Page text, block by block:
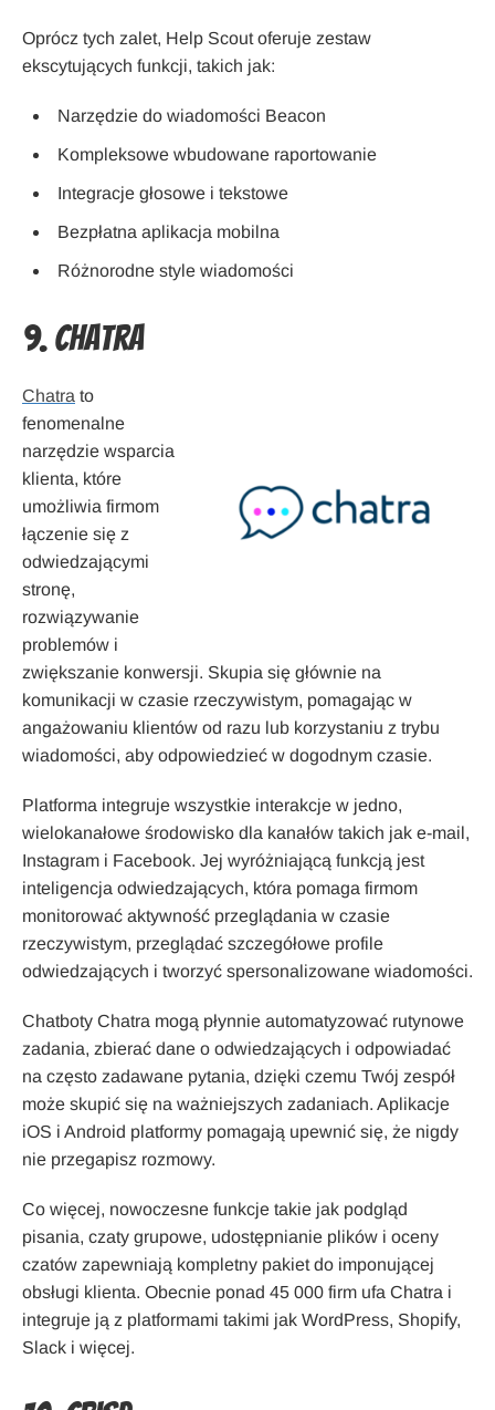
Oprócz tych zalet, Help Scout oferuje zestaw
ekscytujących funkcji, takich jak:
Narzędzie do wiadomości Beacon
Kompleksowe wbudowane raportowanie
Integracje głosowe i tekstowe
Bezpłatna aplikacja mobilna
Różnorodne style wiadomości
9. Chatra
Chatra to
fenomenalne
narzędzie wsparcia
klienta, które
umożliwia firmom
łączenie się z
odwiedzającymi
stronę,
rozwiązywanie
problemów i
zwiększanie konwersji. Skupia się głównie na
komunikacji w czasie rzeczywistym, pomagając w
angażowaniu klientów od razu lub korzystaniu z trybu
wiadomości, aby odpowiedzieć w dogodnym czasie.
Platforma integruje wszystkie interakcje w jedno,
wielokanałowe środowisko dla kanałów takich jak e-mail,
Instagram i Facebook. Jej wyróżniającą funkcją jest
inteligencja odwiedzających, która pomaga firmom
monitorować aktywność przeglądania w czasie
rzeczywistym, przeglądać szczegółowe profile
odwiedzających i tworzyć spersonalizowane wiadomości.
Chatboty Chatra mogą płynnie automatyzować rutynowe
zadania, zbierać dane o odwiedzających i odpowiadać
na często zadawane pytania, dzięki czemu Twój zespół
może skupić się na ważniejszych zadaniach. Aplikacje
iOS i Android platformy pomagają upewnić się, że nigdy
nie przegapisz rozmowy.
Co więcej, nowoczesne funkcje takie jak podgląd
pisania, czaty grupowe, udostępnianie plików i oceny
czatów zapewniają kompletny pakiet do imponującej
obsługi klienta. Obecnie ponad 45 000 firm ufa Chatra i
integruje ją z platformami takimi jak WordPress, Shopify,
Slack i więcej.